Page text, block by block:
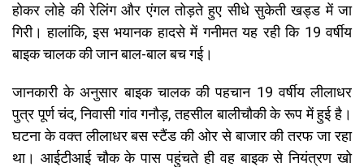
होकर लोहे की रेलिंग और एंगल तोड़ते हुए सीधे सुकेती खड्ड में जा
गिरी। हालांकि, इस भयानक हादसे में गनीमत यह रही कि 19 वर्षीय
बाइक चालक की जान बाल-बाल बच गई।
जानकारी के अनुसार बाइक चालक की पहचान 19 वर्षीय लीलाधर
पुत्र पूर्ण चंद, निवासी गांव गनौड़, तहसील बालीचौकी के रूप में हुई है।
घटना के वक्त लीलाधर बस स्टैंड की ओर से बाजार की तरफ जा रहा
था। आईटीआई चौक के पास पहुंचते ही वह बाइक से नियंत्रण खो